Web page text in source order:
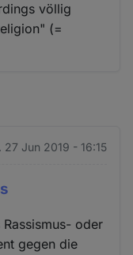
völlig
(=
27 Jun 2019 - 16:15
oder
gegen die